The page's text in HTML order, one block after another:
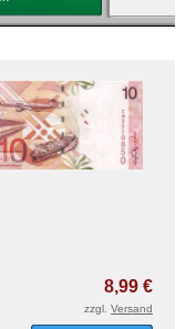
8,99 €
zzgl. Versand